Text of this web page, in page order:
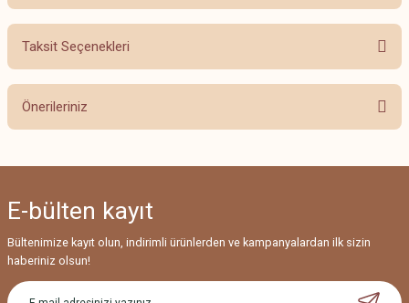
Bu ürüne ilk yorumu siz yapın!
Taksit Seçenekleri
Önerileriniz
Görüş ve önerileriniz için teşekkür ederiz.
Ürün resmi kalitesiz, bozuk veya görüntülenemiyor.
Ürün açıklamasında eksik bilgiler bulunuyor.
E-bülten kayıt
Bültenimize kayıt olun, indirimli ürünlerden ve kampanyalardan ilk sizin
haberiniz olsun!